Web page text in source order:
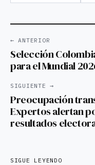
← ANTERIOR
Selección
para el Mundial
SIGUIENTE →
Preocupación
Expertos alertan
resultados
SIGUE LEYENDO